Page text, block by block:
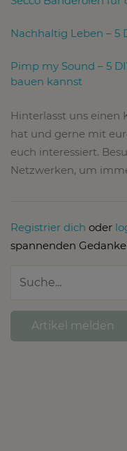
Nachhaltig Leben – 5
Pimp my Sound – 5
bauen kannst
Hinterlasst uns einen
hat und gerne mit
euch interessiert.
Netzwerken, um
Registrier dich oder
spannenden
Artikel melden